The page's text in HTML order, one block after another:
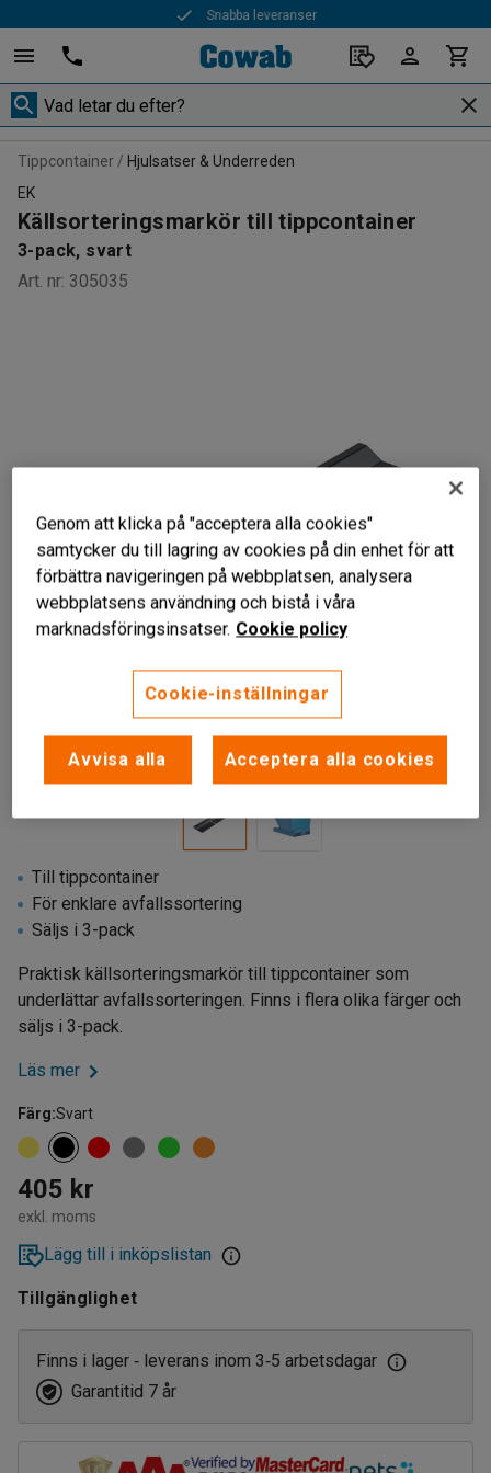
Snabba leveranser
Tippcontainer
Hjulsatser & Underreden
EK
Källsorteringsmarkör till tippcontainer
3-pack, svart
Art. nr: 305035
Till tippcontainer
För enklare avfallssortering
Säljs i 3-pack
Praktisk källsorteringsmarkör till tippcontainer som
underlättar avfallssorteringen. Finns i flera olika färger och
säljs i 3-pack.
Läs mer
Färg:Svart
405 kr
exkl. moms
Lägg till i inköpslistan
Tillgänglighet
Finns i lager ‑ leverans inom 3‑5 arbetsdagar
Garantitid 7 år
Genom att klicka på "acceptera alla cookies"
samtycker du till lagring av cookies på din enhet för att
förbättra navigeringen på webbplatsen, analysera
webbplatsens användning och bistå i våra
marknadsföringsinsatser. Cookie policy
Cookie-inställningar
Avvisa alla Acceptera alla cookies